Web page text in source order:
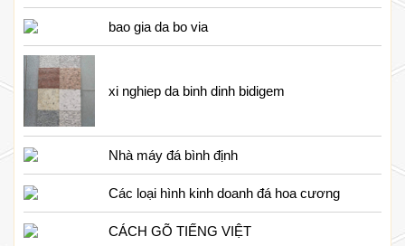
bao gia da bo via
xi nghiep da binh dinh bidigem
Nhà máy đá bình định
Các loại hình kinh doanh đá hoa cương
CÁCH GÕ TIẾNG VIỆT